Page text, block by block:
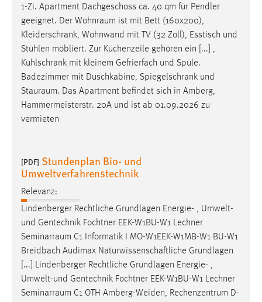
1-Zi. Apartment Dachgeschoss ca. 40 qm für Pendler
geeignet. Der Wohnraum ist mit Bett (160x200),
Kleiderschrank, Wohnwand mit TV (32 Zoll), Esstisch und
Stühlen möbliert. Zur Küchenzeile gehören ein [...] ,
Kühlschrank mit kleinem Gefrierfach und Spüle.
Badezimmer mit Duschkabine, Spiegelschrank und
Stauraum. Das Apartment befindet sich in Amberg,
Hammermeisterstr. 20A und ist ab 01.09.2026 zu
vermieten
[PDF] Stundenplan Bio- und
Umweltverfahrenstechnik
Relevanz:
Lindenberger Rechtliche Grundlagen Energie- , Umwelt-
und Gentechnik Fochtner EEK-W1BU-W1 Lechner
Seminarraum C1 Informatik I MO-W1EEK-W1MB-W1 BU-W1
Breidbach Audimax Naturwissenschaftliche Grundlagen
[...] Lindenberger Rechtliche Grundlagen Energie- ,
Umwelt-und Gentechnik Fochtner EEK-W1BU-W1 Lechner
Seminarraum C1 OTH Amberg-Weiden, Rechenzentrum D-
Name:
Zweck:
Für performante Seitenauslieferung wird in diesem Cookie
gespeichert, ob man eingeloggt ist.
Sprachpräferenz
Zweck:
Das Cookie speichert die gewählte Sprache der Website.
Cookie Laufzeit:
30 Tage
Chat
Name:
chat-frame-style-5e9dbeb1811c0446